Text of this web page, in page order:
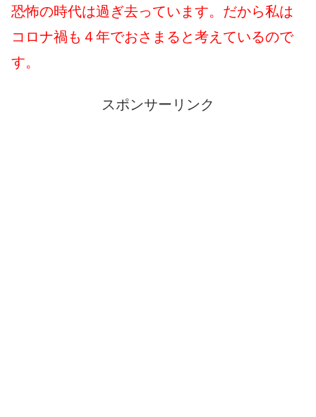
恐怖の時代は過ぎ去っています。だから私は
コロナ禍も４年でおさまると考えているので
す。
スポンサーリンク